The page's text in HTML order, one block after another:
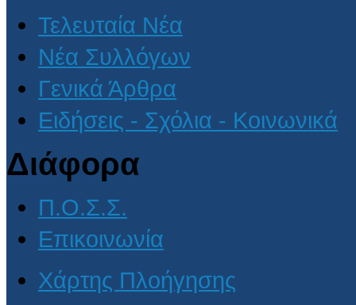
Τελευταία Νέα
Νέα Συλλόγων
Γενικά Άρθρα
Ειδήσεις - Σχόλια - Κοινωνικά
Διάφορα
Π.Ο.Σ.Σ.
Επικοινωνία
Χάρτης Πλοήγησης